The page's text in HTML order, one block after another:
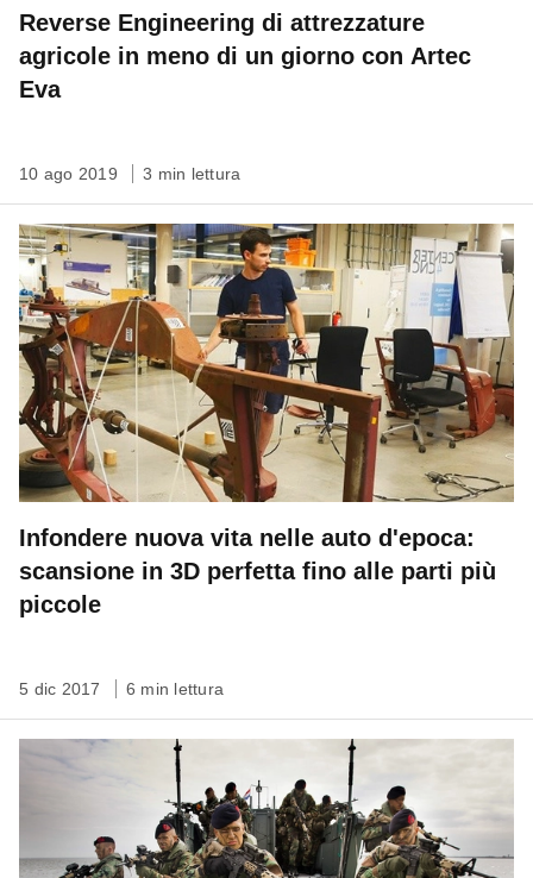
Reverse Engineering di attrezzature
agricole in meno di un giorno con Artec
Eva
10 ago 2019 3 min lettura
Infondere nuova vita nelle auto d'epoca:
scansione in 3D perfetta fino alle parti più
piccole
5 dic 2017 6 min lettura